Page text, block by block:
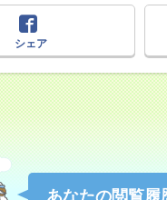
シェア
あなたの閲覧履